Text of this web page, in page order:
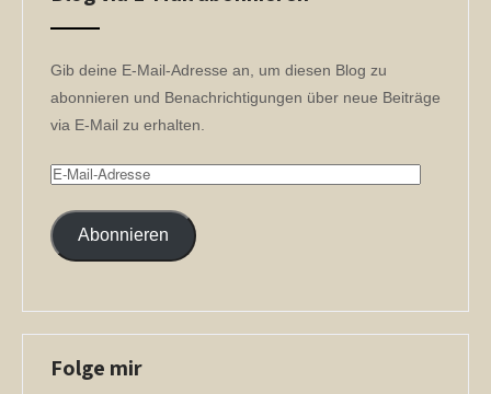
Gib deine E-Mail-Adresse an, um diesen Blog zu
abonnieren und Benachrichtigungen über neue Beiträge
via E-Mail zu erhalten.
E-
AdresseAbonnieren
Folge mir